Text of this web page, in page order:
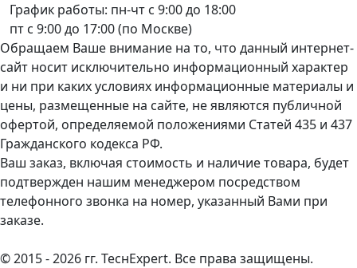
График работы: пн-чт с 9:00 до 18:00
пт с 9:00 до 17:00 (по Москве)
Обращаем Ваше внимание на то, что данный интернет-
сайт носит исключительно информационный характер
и ни при каких условиях информационные материалы и
цены, размещенные на сайте, не являются публичной
офертой, определяемой положениями Статей 435 и 437
Гражданского кодекса РФ.
Ваш заказ, включая стоимость и наличие товара, будет
подтвержден нашим менеджером посредством
телефонного звонка на номер, указанный Вами при
заказе.
© 2015 - 2026 гг. ТеcнExpert. Все права защищены.